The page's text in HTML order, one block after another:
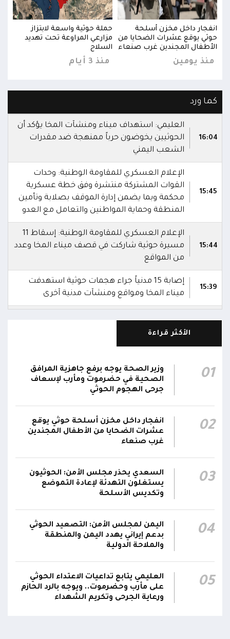
انفجار داخل مخزن أسلحة
حوثي يوقع عشرات الضحايا من
الأطفال المجندين غرب صنعاء
منذ يومين
حملة حوثية واسعة لابتزاز
مزارعي المراوعة تحت تهديد
السلاح
منذ 3 أيام
كما ورد
16:04
العليمي: استهداف ميناء ومنشآت المخا يؤكد أن
الحوثيين يخوضون حرباً ممنهجة ضد مقدرات
الشعب اليمني
15:45
الإعلام العسكري للمقاومة الوطنية: وحدات
القوات المشتركة منتشرة وفق خطة عسكرية
محكمة وبما يضمن إدارة الموقف بصلابة وتأمين
المنطقة وحماية المواطنين والتعامل مع العدو
15:44
الإعلام العسكري للمقاومة الوطنية: إسقاط 11
مسيرة حوثية شاركت في قصف ميناء المخا وعدد
من المواقع
15:39
إصابة 15 مدنياً جراء هجمات حوثية استهدفت
ميناء المخا ومواقع ومنشآت مدنية آخرى
لمُسيرات حوثية تستهدف حقل الطاقة الشمسية
15:31
المقاومة الوطنية تنعى 4 عسكريين و3 مدنيين
استشهدوا جراء هجمات حوثية استهدفت ميناء
المخا ومواقع ومنشآت مدنية وعسكرية
15:11
عن محافظة الحديدة
مليشيا الحوثي تستهدف مبنى سكن موظفي
المستشفى السعودي في المخا
الأكثر قراءة
01
وزير الصحة يوجه برفع جاهزية المرافق
الصحية في حضرموت ومأرب لإسعاف
جرحى الهجوم الحوثي
02
انفجار داخل مخزن أسلحة حوثي يوقع
عشرات الضحايا من الأطفال المجندين
غرب صنعاء
03
السعدي يحذر مجلس الأمن: الحوثيون
يستغلون التهدئة لإعادة التموضع
وتكديس الأسلحة
04
اليمن لمجلس الأمن: التصعيد الحوثي
بدعم إيراني يهدد اليمن والمنطقة
والملاحة الدولية
05
العليمي يتابع تداعيات الاعتداء الحوثي
على مأرب وحضرموت.. ويوجه بالرد الحازم
ورعاية الجرحى وتكريم الشهداء